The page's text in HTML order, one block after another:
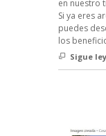
en nuestro
Si ya eres
puedes
los
Sigue